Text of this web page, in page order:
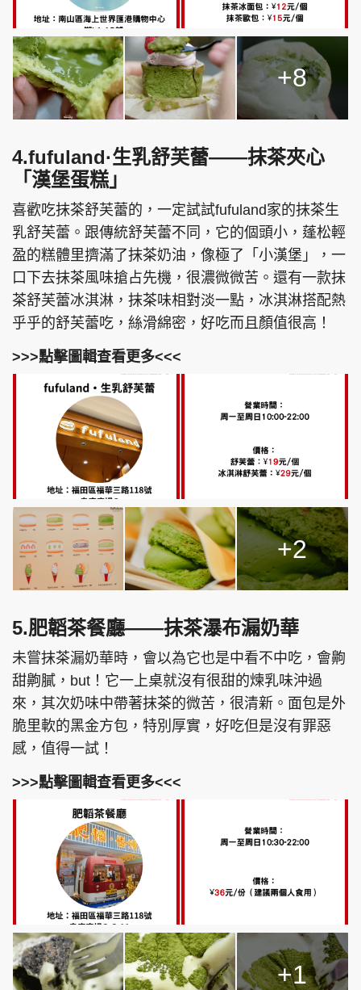
+8
4.fufuland·生乳舒芙蕾——抹茶夾心
「漢堡蛋糕」
喜歡吃抹茶舒芙蕾的，一定試試fufuland家的抹茶生
乳舒芙蕾。跟傳統舒芙蕾不同，它的個頭小，蓬松輕
盈的糕體里擠滿了抹茶奶油，像極了「小漢堡」，一
口下去抹茶風味搶占先機，很濃微微苦。還有一款抹
茶舒芙蕾冰淇淋，抹茶味相對淡一點，冰淇淋搭配熱
乎乎的舒芙蕾吃，絲滑綿密，好吃而且顏值很高！
>>>點擊圖輯查看更多<<<
+2
5.肥韜茶餐廳——抹茶瀑布漏奶華
未嘗抹茶漏奶華時，會以為它也是中看不中吃，會齁
甜齁膩，but！它一上桌就沒有很甜的煉乳味沖過
來，其次奶味中帶著抹茶的微苦，很清新。面包是外
脆里軟的黑金方包，特別厚實，好吃但是沒有罪惡
感，值得一試！
>>>點擊圖輯查看更多<<<
+1